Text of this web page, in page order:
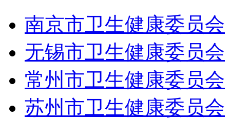
南京市卫生健康委员会
无锡市卫生健康委员会
常州市卫生健康委员会
苏州市卫生健康委员会